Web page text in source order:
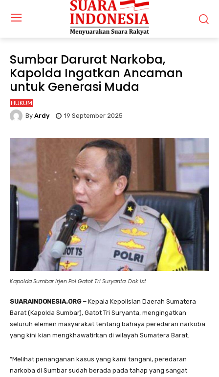
Sumbar Darurat Narkoba,
Kapolda Ingatkan Ancaman
untuk Generasi Muda
HUKUM
By Ardy 19 September 2025
Kapolda Sumbar Irjen Pol Gatot Tri Suryanta. Dok Ist
SUARAINDONESIA.ORG – Kepala Kepolisian Daerah Sumatera
Barat (Kapolda Sumbar), Gatot Tri Suryanta, mengingatkan
seluruh elemen masyarakat tentang bahaya peredaran narkoba
yang kini kian mengkhawatirkan di wilayah Sumatera Barat.
“Melihat penanganan kasus yang kami tangani, peredaran
narkoba di Sumbar sudah berada pada tahap yang sangat